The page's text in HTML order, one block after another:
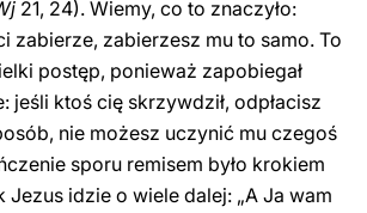
21, 24). Wiemy, co to znaczyło:
zabierze, zabierzesz mu to samo. To
postęp, ponieważ zapobiegał
jeśli ktoś cię skrzywdził, odpłacisz
nie możesz uczynić mu czegoś
sporu remisem było krokiem
Jezus idzie o wiele dalej: „A Ja wam